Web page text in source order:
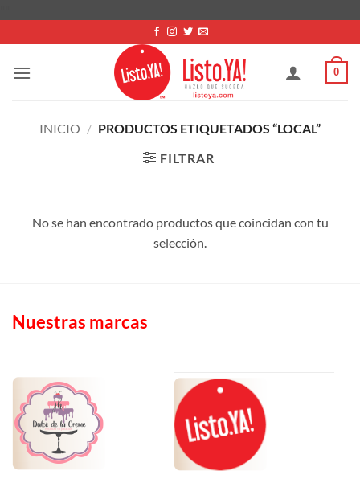
contenido
0
INICIO / PRODUCTOS ETIQUETADOS “LOCAL”
FILTRAR
No se han encontrado productos que coincidan con tu
selección.
Nuestras marcas